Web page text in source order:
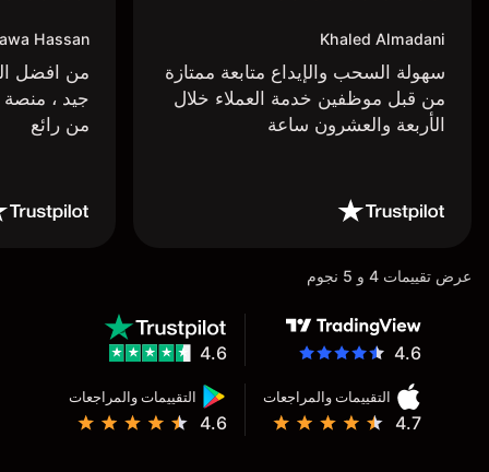
Khaled Almadani
سهولة السحب والإيداع متابعة ممتازة
من قبل موظفين خدمة العملاء خلال
الأربعة والعشرون ساعة
Hassan
من افضل
جيد ،
من رائع
عرض تقييمات 4 و 5 نجوم
4.6
التقييمات والمراجعات
4.7
التقييمات والمراجعات
4.6
4.6